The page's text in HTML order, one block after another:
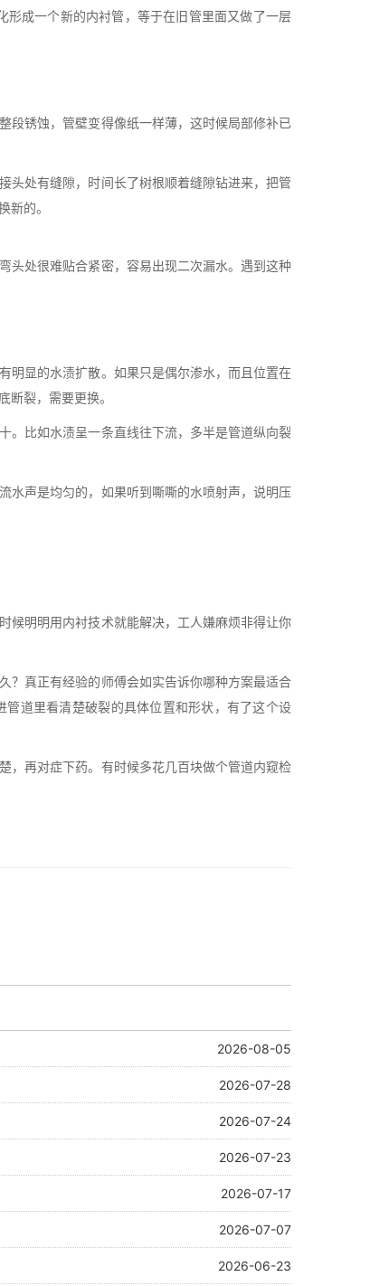
成一个新的内衬管，等于在旧管里面又做了一层
段锈蚀，管壁变得像纸一样薄，这时候局部修补已
头处有缝隙，时间长了树根顺着缝隙钻进来，把管
的。
头处很难贴合紧密，容易出现二次漏水。遇到这种
明显的水渍扩散。如果只是偶尔渗水，而且位置在
裂，需要更换。
。比如水渍呈一条直线往下流，多半是管道纵向裂
水声是均匀的，如果听到嘶嘶的水喷射声，说明压
候明明用内衬技术就能解决，工人嫌麻烦非得让你
？真正有经验的师傅会如实告诉你哪种方案最适合
道里看清楚破裂的具体位置和形状，有了这个设
，再对症下药。有时候多花几百块做个管道内窥检
2026-08-05
2026-07-28
2026-07-24
2026-07-23
2026-07-17
2026-07-07
2026-06-23